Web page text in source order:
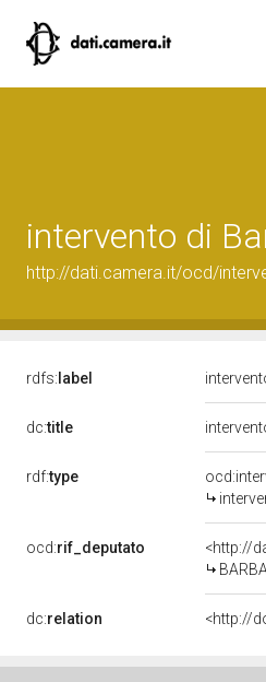
intervento di
http://dati.camera.it/ocd/
rdfs: label
dc:title
rdf:type
ocd:rif_deputato
<http://
dc:relation